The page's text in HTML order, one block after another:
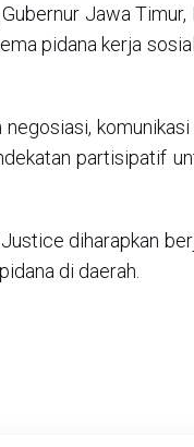
Jawa Timur,
pidana kerja
partisipatif
diharapkan
di daerah.